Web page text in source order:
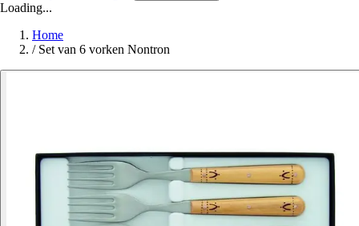
Loading...
Home
/ Set van 6 vorken Nontron